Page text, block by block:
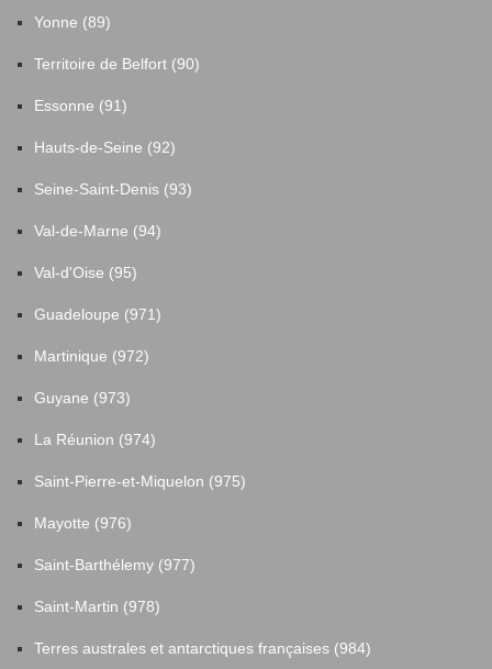
Yonne (89)
Territoire de Belfort (90)
Essonne (91)
Hauts-de-Seine (92)
Seine-Saint-Denis (93)
Val-de-Marne (94)
Val-d'Oise (95)
Guadeloupe (971)
Martinique (972)
Guyane (973)
La Réunion (974)
Saint-Pierre-et-Miquelon (975)
Mayotte (976)
Saint-Barthélemy (977)
Saint-Martin (978)
Terres australes et antarctiques françaises (984)